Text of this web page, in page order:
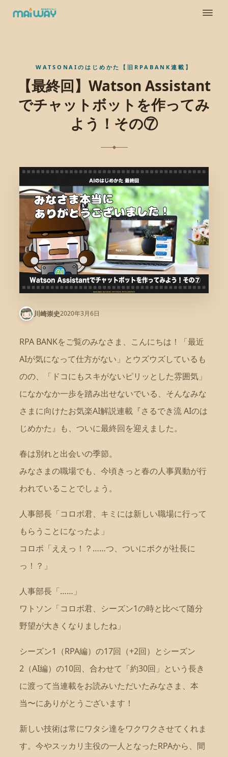
WATSONAIのはじめかた【旧RPABANK連載】
【最終回】Watson Assistant
でチャットボットを作ってみ
よう！その⑦
川崎崇史2020年3月6日
RPA BANKをご覧のみなさま、こんにちは！「最近
AIが気になって仕方がない」とウズウズしているも
のの、「ドコにもスキがないピリッとした雰囲気」
になかなか一歩を踏み出せないでいる、そんなみな
さまに向けたお気楽AI解説連載『さるでき流 AIのは
じめかた』も、ついに最終回を迎えました。
春は別れと出会いの季節。
みなさまの職場でも、今頃きっと春の人事異動が行
われていることでしょう。
人事部長「コロボ君、キミには新しい職場に行って
もらうことになったよ」
コロボ「ええっ！？……つ、ついにボクが社長に
っ！？」
人事部長「……」
ワトソン「コロボ君、シーズン1の時と比べて随分
野望が大きくなりましたね」
シーズン1（RPA編）の17回（+2回）とシーズン
2（AI編）の10回、合わせて「約30回」という長き
に渡って当連載をお読みいただいたみなさま、本
当〜にありがとうございます！
新しい技術は常にワタシ達をワクワクさせてくれま
す。今やスッカリ主役の一人となったRPAから、間